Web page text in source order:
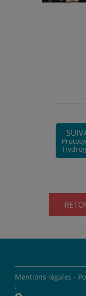
Mentions légales -
: